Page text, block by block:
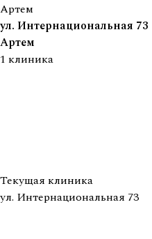
Артем
ул. Интернациональная 73
Артем
1 клиника
Текущая клиника
ул. Интернациональная 73